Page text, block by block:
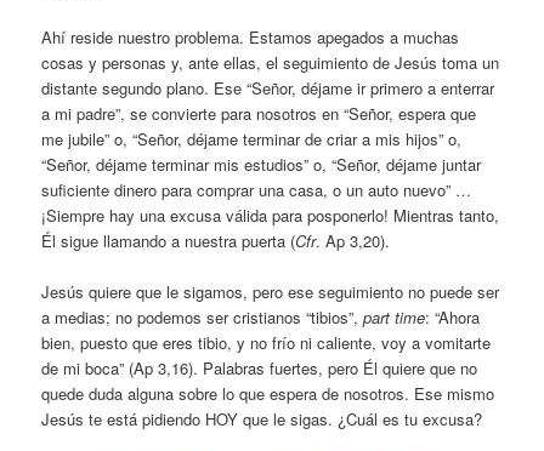
Ahí reside nuestro problema. Estamos apegados a muchas
cosas y personas y, ante ellas, el seguimiento de Jesús toma un
distante segundo plano. Ese “Señor, déjame ir primero a enterrar
a mi padre”, se convierte para nosotros en “Señor, espera que
me jubile” o, “Señor, déjame terminar de criar a mis hijos” o,
“Señor, déjame terminar mis estudios” o, “Señor, déjame juntar
suficiente dinero para comprar una casa, o un auto nuevo” …
¡Siempre hay una excusa válida para posponerlo! Mientras tanto,
Él sigue llamando a nuestra puerta (Cfr. Ap 3,20).
Jesús quiere que le sigamos, pero ese seguimiento no puede ser
a medias; no podemos ser cristianos “tibios”,part time: “Ahora
bien, puesto que eres tibio, y no frío ni caliente, voy a vomitarte
de mi boca” (Ap 3,16). Palabras fuertes, pero Él quiere que no
quede duda alguna sobre lo que espera de nosotros. Ese mismo
Jesús te está pidiendo HOY que le sigas. ¿Cuál es tu excusa?